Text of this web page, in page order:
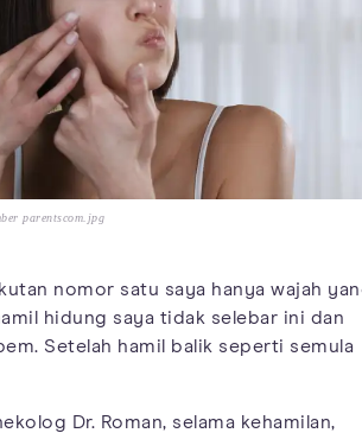
parentscom.jpg
nomor satu saya hanya wajah
hidung saya tidak selebar ini dan
Setelah hamil balik seperti semula
Dr. Roman, selama kehamilan,